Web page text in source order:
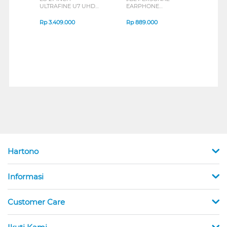
ULTRAFINE U7 UHD
B_G3
Rp3.409.000
EARPHONE
SERIES
Rp889.000
Hartono
Informasi
Customer Care